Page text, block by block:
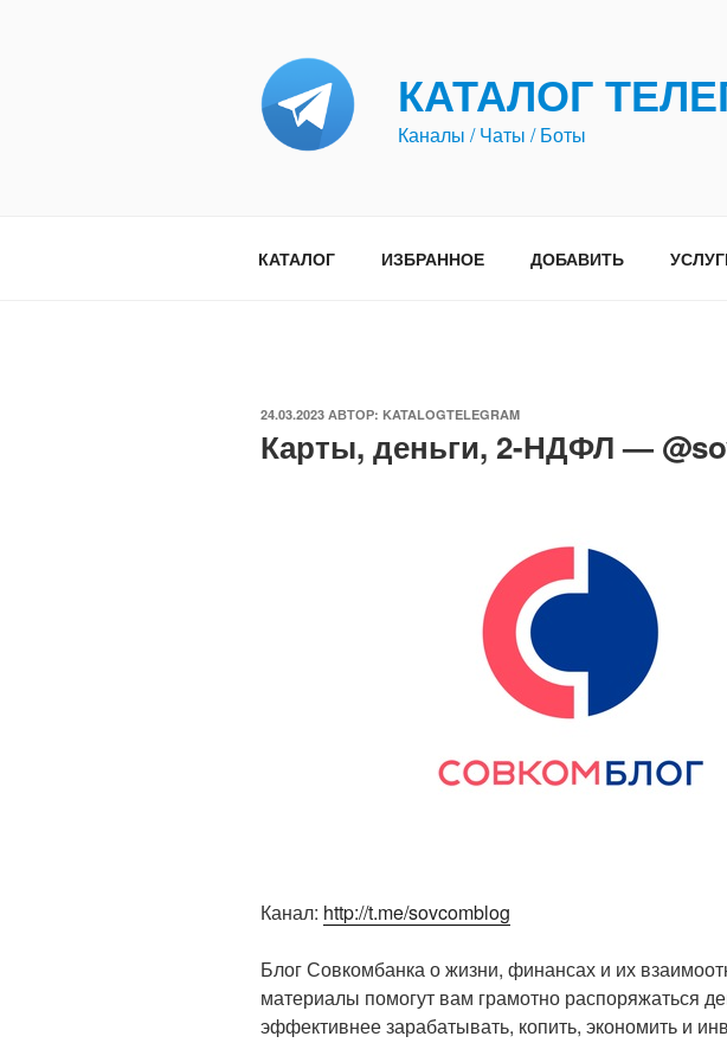
КАТАЛОГ
Каналы / Чаты / Боты
КАТАЛОГ ИЗБРАННОЕ ДОБАВИТЬ
ОПУБЛИКОВАНО
24.03.2023 АВТОР: KATALOGTELEGRAM
Карты, деньги, 2-НДФЛ —
Канал: http://t.me/sovcomblog
Блог Совкомбанка о жизни, финансах и их
материалы помогут вам грамотно распоряжаться
эффективнее зарабатывать, копить, экономить и